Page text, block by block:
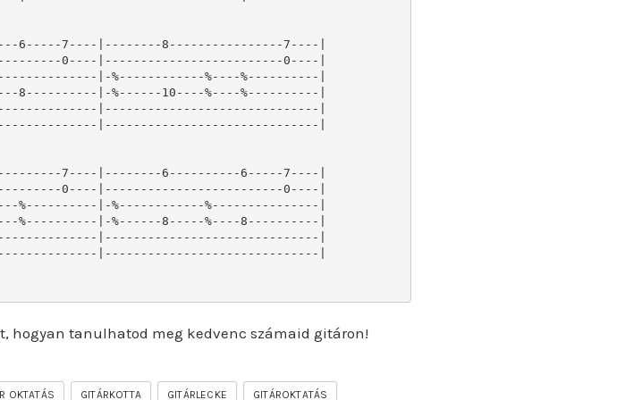
6-----7----|--------8----------------7----|
0----|-------------------------0----|
|-%------------%----%----------|
8----------|-%------10----%----%----------|
|------------------------------|
|------------------------------|
7----|--------6----------6-----7----|
0----|-------------------------0----|
%----------|-%------------%---------------|
%----------|-%------8-----%----8----------|
|------------------------------|
|------------------------------|
hogyan tanulhatod meg kedvenc számaid gitáron!
OKTATÁS GITÁRKOTTA GITÁRLECKE GITÁROKTATÁS